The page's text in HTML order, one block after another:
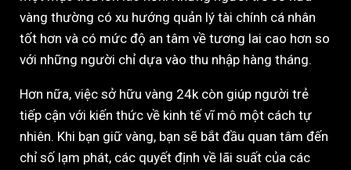
vàng thường có xu hướng quản lý tài chính cá nhân
tốt hơn và có mức độ an tâm về tương lai cao hơn so
với những người chỉ dựa vào thu nhập hàng tháng.
Hơn nữa, việc sở hữu vàng 24k còn giúp người trẻ
tiếp cận với kiến thức về kinh tế vĩ mô một cách tự
nhiên. Khi bạn giữ vàng, bạn sẽ bắt đầu quan tâm đến
chỉ số lạm phát, các quyết định về lãi suất của các